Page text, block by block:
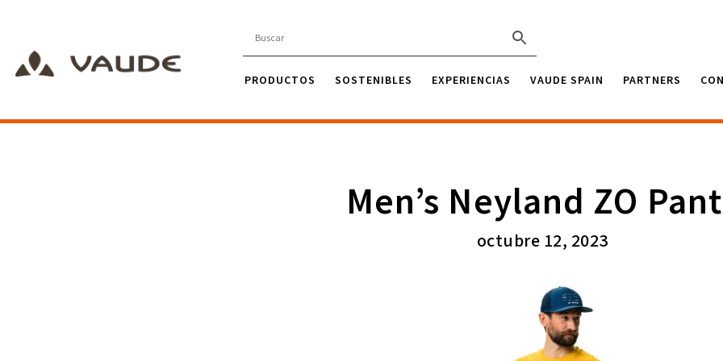
PRODUCTOS SOSTENIBLES EXPERIENCIAS VAUDE SPAIN PARTNERS
Men’s Neyland ZO
octubre 12, 2023